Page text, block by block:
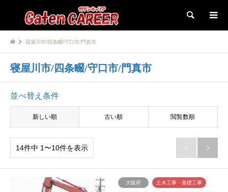
検索
寝屋川市/四条畷/守口市/門真市
寝屋川市/四条畷/守口市/門真市
並べ替え条件
新しい順 古い順 閲覧数順
14件中 1〜10件を表示  
大阪府 土木工事・基礎工事